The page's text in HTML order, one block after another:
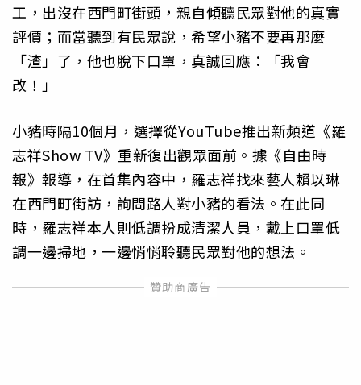
工，出沒在西門町街頭，親自傾聽民眾對他的真實
評價；而當聽到有民眾說，希望小豬不要再那麼
「渣」了，他也脫下口罩，真誠回應：「我會
改！」
小豬時隔10個月，選擇從YouTube推出新頻道《羅
志祥Show TV》重新復出觀眾面前。據《自由時
報》報導，在首集內容中，羅志祥找來藝人賴以琳
在西門町街訪，詢問路人對小豬的看法。在此同
時，羅志祥本人則低調扮成清潔人員，戴上口罩低
調一邊掃地，一邊悄悄聆聽民眾對他的想法。